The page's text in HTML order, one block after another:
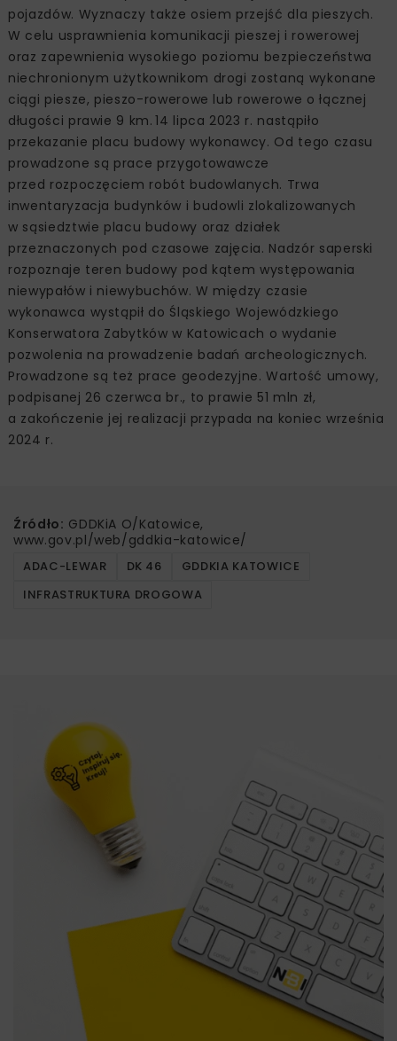
pojazdów. Wyznaczy także osiem przejść dla pieszych.
W celu usprawnienia komunikacji pieszej i rowerowej
oraz zapewnienia wysokiego poziomu bezpieczeństwa
niechronionym użytkownikom drogi zostaną wykonane
ciągi piesze, pieszo-rowerowe lub rowerowe o łącznej
długości prawie 9 km. 14 lipca 2023 r. nastąpiło
przekazanie placu budowy wykonawcy. Od tego czasu
prowadzone są prace przygotowawcze
przed rozpoczęciem robót budowlanych. Trwa
inwentaryzacja budynków i budowli zlokalizowanych
w sąsiedztwie placu budowy oraz działek
przeznaczonych pod czasowe zajęcia. Nadzór saperski
rozpoznaje teren budowy pod kątem występowania
niewypałów i niewybuchów. W między czasie
wykonawca wystąpił do Śląskiego Wojewódzkiego
Konserwatora Zabytków w Katowicach o wydanie
pozwolenia na prowadzenie badań archeologicznych.
Prowadzone są też prace geodezyjne. Wartość umowy,
podpisanej 26 czerwca br., to prawie 51 mln zł,
a zakończenie jej realizacji przypada na koniec września
2024 r.
Źródło: GDDKiA O/Katowice,
www.gov.pl/web/gddkia-katowice/
ADAC-LEWAR DK 46
GDDKIA KATOWICE
INFRASTRUKTURA DROGOWA